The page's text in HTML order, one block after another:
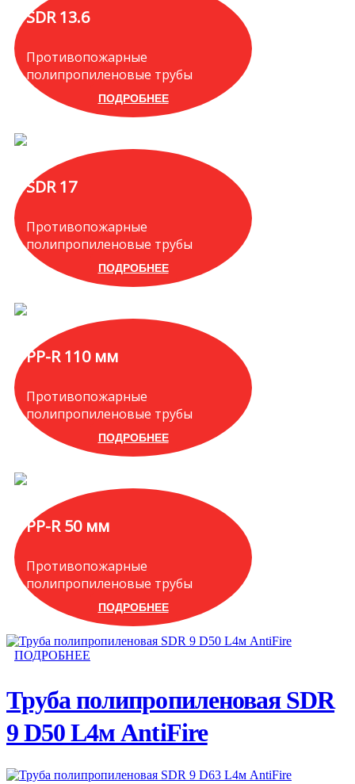
SDR 13.6
Противопожарные
полипропиленовые трубы
ПОДРОБНЕЕ
SDR 17
Противопожарные
полипропиленовые трубы
ПОДРОБНЕЕ
PP-R 110 мм
Противопожарные
полипропиленовые трубы
ПОДРОБНЕЕ
PP-R 50 мм
Противопожарные
полипропиленовые трубы
ПОДРОБНЕЕ
ПОДРОБНЕЕ
Труба полипропиленовая SDR
9 D50 L4м AntiFire